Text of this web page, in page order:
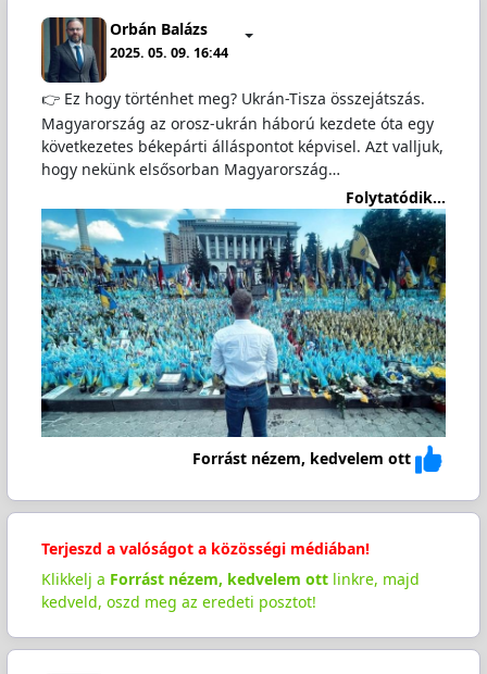
Orbán Balázs
2025. 05. 09. 16:44
👉 Ez hogy történhet meg? Ukrán-Tisza összejátszás.
Magyarország az orosz-ukrán háború kezdete óta egy
következetes békepárti álláspontot képvisel. Azt valljuk,
hogy nekünk elsősorban Magyarország…
Folytatódik...
Forrást nézem, kedvelem ott
Terjeszd a valóságot a közösségi médiában!
Klikkelj a Forrást nézem, kedvelem ottlinkre, majd
kedveld, oszd meg az eredeti posztot!